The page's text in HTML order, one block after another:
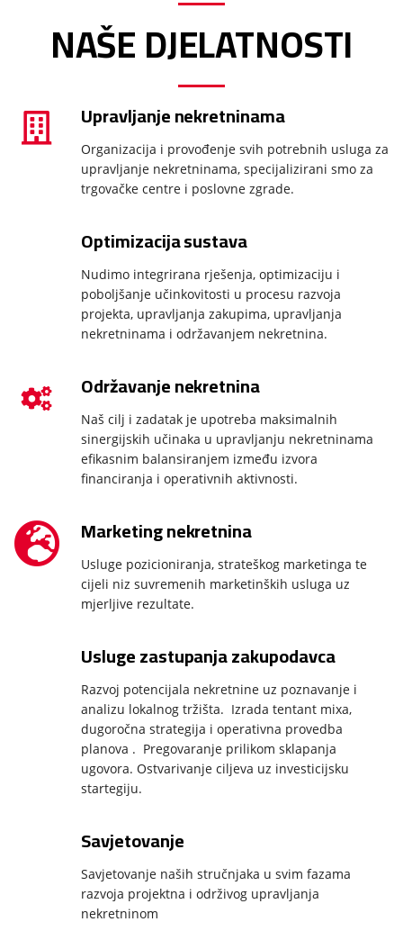
NAŠE DJELATNOSTI
Upravljanje nekretninama
Organizacija i provođenje svih potrebnih usluga za
upravljanje nekretninama, specijalizirani smo za
trgovačke centre i poslovne zgrade.
Optimizacija sustava
Nudimo integrirana rješenja, optimizaciju i
poboljšanje učinkovitosti u procesu razvoja
projekta, upravljanja zakupima, upravljanja
nekretninama i održavanjem nekretnina.
Održavanje nekretnina
Naš cilj i zadatak je upotreba maksimalnih
sinergijskih učinaka u upravljanju nekretninama
efikasnim balansiranjem između izvora
financiranja i operativnih aktivnosti.
Marketing nekretnina
Usluge pozicioniranja, strateškog marketinga te
cijeli niz suvremenih marketinških usluga uz
mjerljive rezultate.
Usluge zastupanja zakupodavca
Razvoj potencijala nekretnine uz poznavanje i
analizu lokalnog tržišta. Izrada tentant mixa,
dugoročna strategija i operativna provedba
planova . Pregovaranje prilikom sklapanja
ugovora. Ostvarivanje ciljeva uz investicijsku
startegiju.
Savjetovanje
Savjetovanje naših stručnjaka u svim fazama
razvoja projektna i održivog upravljanja
nekretninom